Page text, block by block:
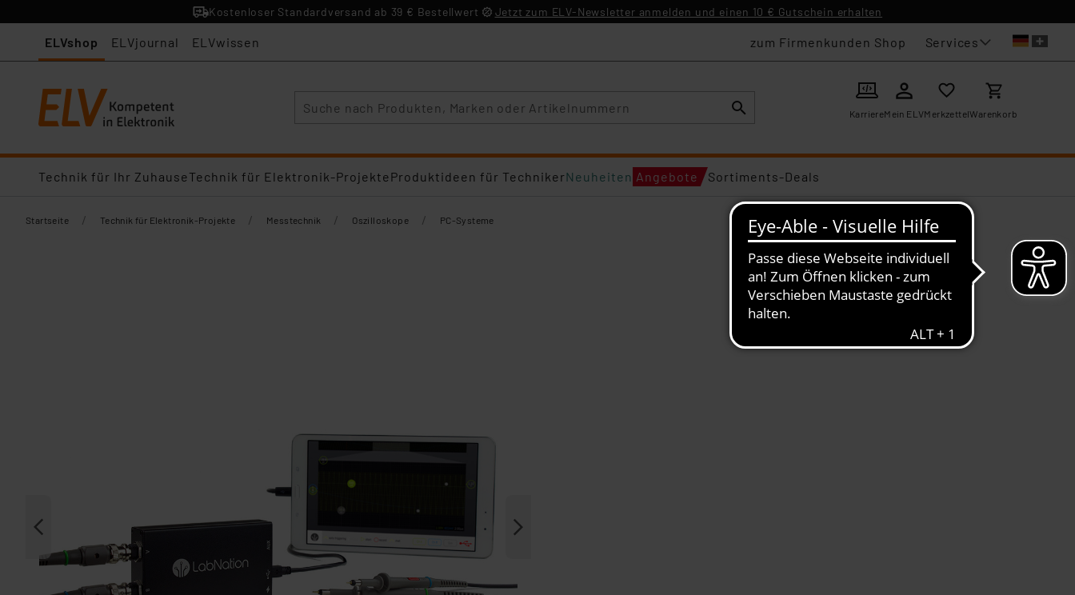
Kostenloser Standardversand ab 39 € Bestellwert Jetzt zum ELV-Newsletter anmelden und einen 10 € Gutschein erhalten
ELVshop ELVjournal ELVwissen zum Firmenkunden Shop Services
KarriereMein ELVMerkzettelWarenkorb
Technik für Ihr ZuhauseTechnik für Elektronik-ProjekteProduktideen für TechnikerNeuheiten Angebote Sortiments-Deals
Startseite / Technik für Elektronik-Projekte / Messtechnik / Oszilloskope / PC-Systeme